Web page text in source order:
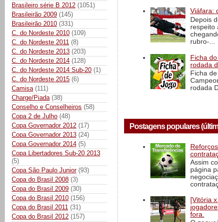
Brasileiro série B 2012 (1051)
Brasileirão 2009 (145)
Brasileirão 2010 (331)
C. do Nordeste 2010 (109)
C. do Nordeste 2011 (8)
C. do Nordeste 2013 (203)
C. do Nordeste 2014 (128)
C. do Nordeste 2014 Sub-20 (1)
C. do Nordeste 2015 (6)
Camisa (111)
Charge/Piada (38)
Conselho e Conselheiros (58)
Copa 2 de Julho (48)
Copa Governador 2012 (17)
Copa Governador 2013 (24)
Copa Governador 2014 (5)
Copa Libertadores Sub-20 2013
(5)
Copa São Paulo Junior (93)
Copa do Brasil 2008 (3)
Copa do Brasil 2009 (30)
Copa do Brasil 2010 (156)
Copa do Brasil 2011 (31)
Copa do Brasil 2012 (157)
Viáfara:
Depois
respeito
rubro-...
Ficha
rodada
Ficha
rodada
Postagens populares
Assim
página
[Vitória
fora.